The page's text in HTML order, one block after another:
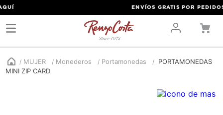
ENVÍOS GRATIS POR PEDIDOS
MUJER Monederos Portamonedas
PORTAMONEDAS
MINI ZIP CARD